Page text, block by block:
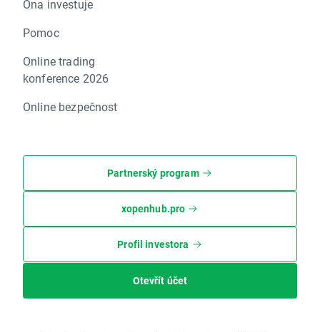
Ona investuje
Pomoc
Online trading
konference 2026
Online bezpečnost
Partnerský program
xopenhub.pro
Profil investora
Otevřít účet